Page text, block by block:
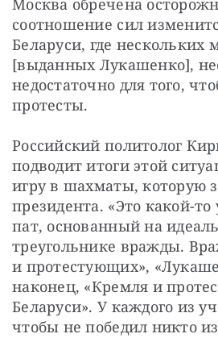
Москва обречена
соотношение сил
Беларуси, где нескольких
[выданных Лукашенко],
недостаточно для того,
протесты.
Российский политолог
подводит итоги этой
игру в шахматы, которую
президента. «Это какой-
пат, основанный на
треугольнике вражды.
и протестующих»,
наконец, «Кремля и
Беларуси». У каждого из
чтобы не победил никто из